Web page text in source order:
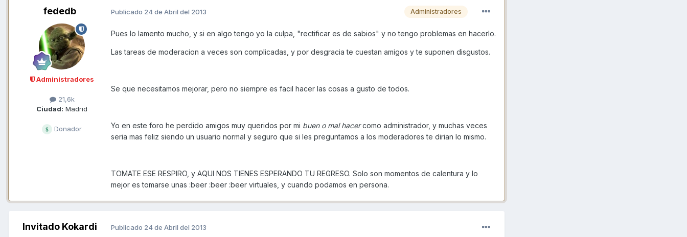
fededb
Administradores
21,6k
Ciudad: Madrid
Donador
Administradores
Publicado 24 de Abril del 2013
Pues lo lamento mucho, y si en algo tengo yo la culpa, "rectificar es de sabios" y no tengo problemas en hacerlo.
Las tareas de moderacion a veces son complicadas, y por desgracia te cuestan amigos y te suponen disgustos.
Se que necesitamos mejorar, pero no siempre es facil hacer las cosas a gusto de todos.
Yo en este foro he perdido amigos muy queridos por mi buen o mal hacercomo administrador, y muchas veces
seria mas feliz siendo un usuario normal y seguro que si les preguntamos a los moderadores te dirian lo mismo.
TOMATE ESE RESPIRO, y AQUI NOS TIENES ESPERANDO TU REGRESO. Solo son momentos de calentura y lo
mejor es tomarse unas :beer :beer :beer virtuales, y cuando podamos en persona.
Invitado Kokardi Publicado 24 de Abril del 2013